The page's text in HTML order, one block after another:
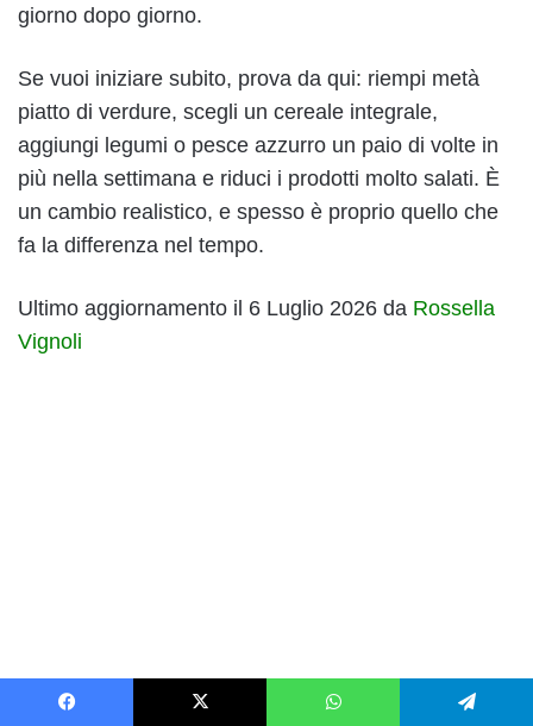
giorno dopo giorno.
Se vuoi iniziare subito, prova da qui: riempi metà
piatto di verdure, scegli un cereale integrale,
aggiungi legumi o pesce azzurro un paio di volte in
più nella settimana e riduci i prodotti molto salati. È
un cambio realistico, e spesso è proprio quello che
fa la differenza nel tempo.
Ultimo aggiornamento il 6 Luglio 2026 da Rossella
Vignoli